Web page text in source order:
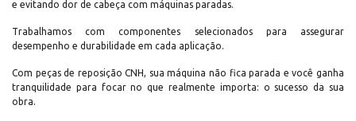
e evitando dor de cabeça com máquinas paradas.
Trabalhamos com componentes selecionados para assegurar
desempenho e durabilidade em cada aplicação.
Com peças de reposição CNH, sua máquina não fica parada e você ganha
tranquilidade para focar no que realmente importa: o sucesso da sua
obra.